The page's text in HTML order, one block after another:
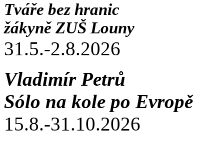
Tváře bez hranic
žákyně ZUŠ Louny
31.5.-2.8.2026
Vladimír Petrů
Sólo na kole po Evropě
15.8.-31.10.2026